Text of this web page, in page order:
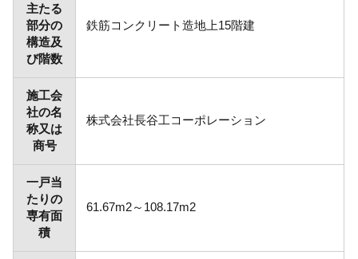
主たる
部分の
構造及
び階数
鉄筋コンクリート造地上15階建
施工会
社の名
称又は
商号
株式会社長谷工コーポレーション
一戸当
たりの
専有面
積
61.67m2～108.17m2